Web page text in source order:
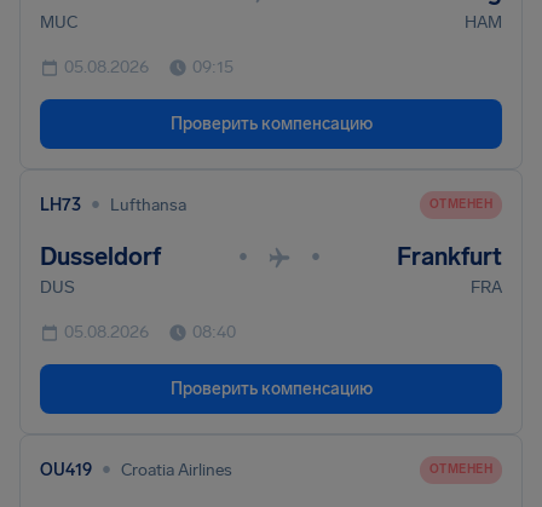
MUC HAM
05.08.2026 09:15
Проверить компенсацию
LH73 • Lufthansa ОТМЕНЕН
Dusseldorf • • Frankfurt
DUS FRA
05.08.2026 08:40
Проверить компенсацию
OU419 • Croatia Airlines ОТМЕНЕН